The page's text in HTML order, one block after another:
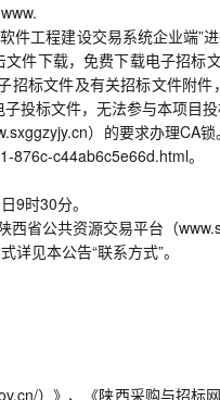
工程建设交易系统企业端”
件下载，免费下载电子招标
标文件及有关招标文件附
投标文件，无法参与本项目投
）的要求办理CA
c44ab6c5e66d.html。
9时30分。
省公共资源交易平台（
见本公告“联系方式”。
）》、《陕西采购与招标